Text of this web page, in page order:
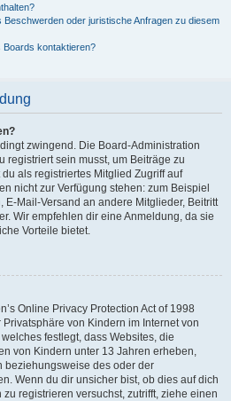
oder juristische Anfragen zu diesem
Boards kontaktieren?
zwingend. Die Board-Administration
registriert sein musst, um Beiträge zu
als registriertes Mitglied Zugriff auf
nicht zur Verfügung stehen: zum Beispiel
E-Mail-Versand an andere Mitglieder, Beitritt
Wir empfehlen dir eine Anmeldung, da sie
Vorteile bietet.
Online Privacy Protection Act of 1998
von Kindern im Internet von
festlegt, dass Websites, die
von Kindern unter 13 Jahren erheben,
beziehungsweise des oder der
Wenn du dir unsicher bist, ob dies auf dich
registrieren versuchst, zutrifft, ziehe einen